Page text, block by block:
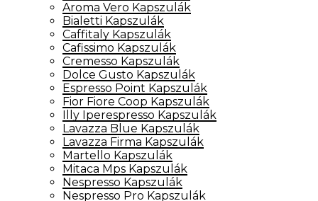
Aroma Vero Kapszulák
Bialetti Kapszulák
Caffitaly Kapszulák
Cafissimo Kapszulák
Cremesso Kapszulák
Dolce Gusto Kapszulák
Espresso Point Kapszulák
Fior Fiore Coop Kapszulák
Illy Iperespresso Kapszulák
Lavazza Blue Kapszulák
Lavazza Firma Kapszulák
Martello Kapszulák
Mitaca Mps Kapszulák
Nespresso Kapszulák
Nespresso Pro Kapszulák